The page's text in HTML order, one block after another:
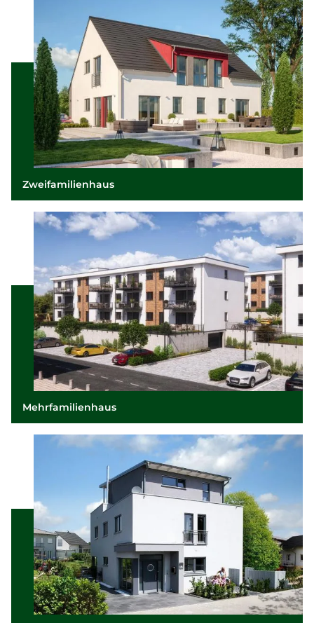
Zweifamilienhaus
Mehrfamilienhaus